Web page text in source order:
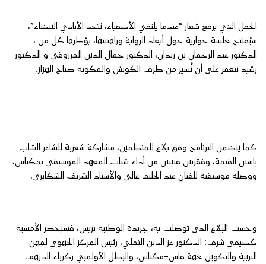
الحفل الذي يرفع شعار “عندما يلتقي الأصفياء، تتحد الأيادي البيضاء”،
سيُفتتح بجلسة حوارية حول أبعاد الرواية وراهنيتها، يؤطرها كل من ،
الدكتور عبد الرحمان بن زيدان، الدكتور جمال الدين المرزوقي و الدكتور
رشيد بنعمر على أن تُسير من طرف الكوتش والمكونة صباح الهزاز.
كما يتضمن البرنامج وفق بلاغ للمنظمين، مشاركة شعرية للشاعر الشاب
ياسين القيمة، وفقرتين فنيتين من أداء شباب المعهد الموسيقي بمكناس،
ووصلة موسيقية للفنان عبد الحليم غالي والأستاذ الشريف الشكايري.
وحسب البلاغ الذي توصلت به، جريدة الوطنية بريس، فسيحضر الأمسية
كضيفي شرف: الدكتور عز الدين النملي، رئيس المركز الجهوي لمهن
التربية والتكوين بجهة فاس-مكناس، والبطل الأولمبي زكرياء الدرهم.